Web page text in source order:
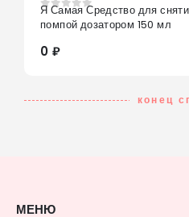
0из 5
Я Самая Средство для
помпой дозатором 150 мл
0 ₽
конец
МЕНЮ